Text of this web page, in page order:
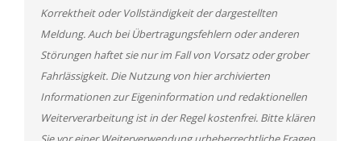
Korrektheit oder Vollständigkeit der dargestellten
Meldung. Auch bei Übertragungsfehlern oder anderen
Störungen haftet sie nur im Fall von Vorsatz oder grober
Fahrlässigkeit. Die Nutzung von hier archivierten
Informationen zur Eigeninformation und redaktionellen
Weiterverarbeitung ist in der Regel kostenfrei. Bitte klären